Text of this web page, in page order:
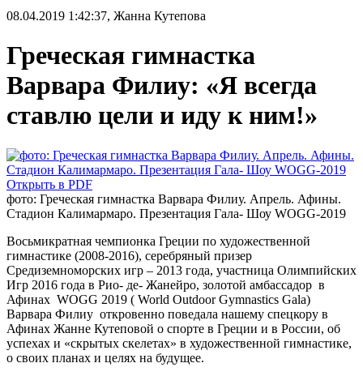
08.04.2019 1:42:37, Жанна Кутепова
Греческая гимнастка
Варвара Филиу: «Я всегда
ставлю цели и иду к ним!»
Открыть в PDF
фото: Греческая гимнастка Варвара Филиу. Апрель. Афины.
Стадион Калимармаро. Презентация Гала- Шоу WOGG-2019
Восьмикратная чемпионка Греции по художественной
гимнастике (2008-2016), серебряный призер
Средиземноморских игр – 2013 года, участница Олимпийских
Игр 2016 года в Рио- де- Жанейро, золотой амбассадор в
Афинах WOGG 2019 ( World Outdoor Gymnastics Gala)
Варвара Филиу откровенно поведала нашему спецкору в
Афинах Жанне Кутеповой о спорте в Греции и в России, об
успехах и «скрытых скелетах» в художественной гимнастике,
о своих планах и целях на будущее.